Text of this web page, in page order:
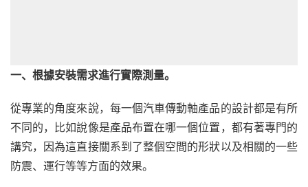
一、根據安裝需求進行實際測量。
從專業的角度來說，每一個汽車傳動軸產品的設計都是有所
不同的，比如說像是產品布置在哪一個位置，都有著專門的
講究，因為這直接關系到了整個空間的形狀以及相關的一些
防震、運行等等方面的效果。